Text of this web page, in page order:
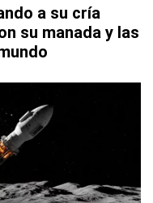
a su cría
su manada y las